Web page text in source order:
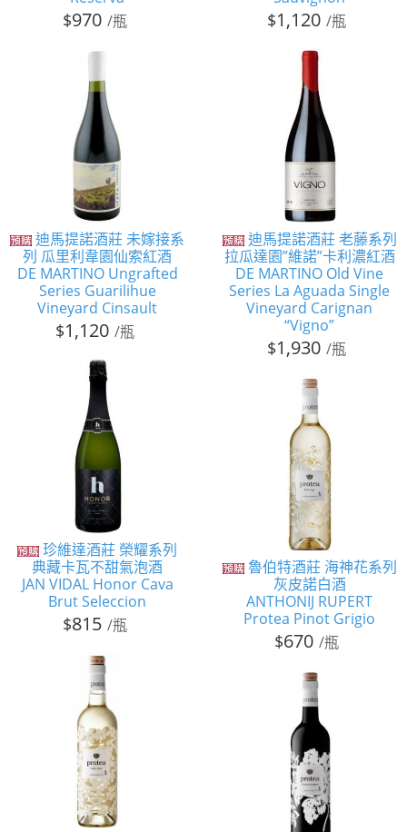
$970 /瓶 $1,120 /瓶
迪馬提諾酒莊 未嫁接系
列 瓜里利韋園仙索紅酒
DE MARTINO Ungrafted
Series Guarilihue
Vineyard Cinsault
$1,120 /瓶
迪馬提諾酒莊 老藤系列
拉瓜達園”維諾”卡利濃紅酒
DE MARTINO Old Vine
Series La Aguada Single
Vineyard Carignan
“Vigno”
$1,930 /瓶
珍維達酒莊 榮耀系列
典藏卡瓦不甜氣泡酒
JAN VIDAL Honor Cava
Brut Seleccion
$815 /瓶
魯伯特酒莊 海神花系列
灰皮諾白酒
ANTHONIJ RUPERT
Protea Pinot Grigio
$670 /瓶